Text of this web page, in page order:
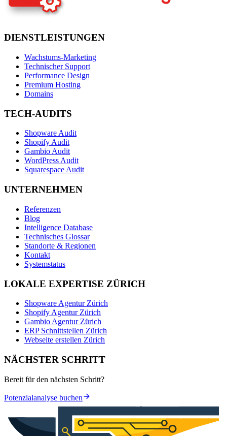
DIENSTLEISTUNGEN
Wachstums-Marketing
Technischer Support
Performance Design
Premium Hosting
Domains
TECH-AUDITS
Shopware Audit
Shopify Audit
Gambio Audit
WordPress Audit
Squarespace Audit
UNTERNEHMEN
Referenzen
Blog
Intelligence Database
Technisches Glossar
Standorte & Regionen
Kontakt
Systemstatus
LOKALE EXPERTISE ZÜRICH
Shopware Agentur Zürich
Shopify Agentur Zürich
Gambio Agentur Zürich
ERP Schnittstellen Zürich
Webseite erstellen Zürich
NÄCHSTER SCHRITT
Bereit für den nächsten Schritt?
Potenzialanalyse buchen